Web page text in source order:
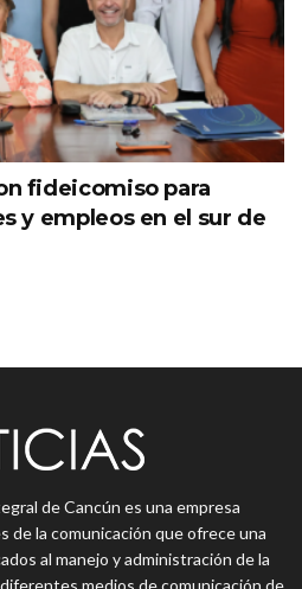
fideicomiso para
y empleos en el sur de
de Cancún es una empresa
de la comunicación que ofrece una
al manejo y administración de la
medios de comunicación de